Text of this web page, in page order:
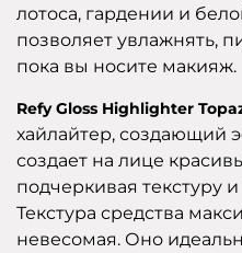
лотоса, гардении и
позволяет увлажнять,
пока вы носите макияж.
Refy Gloss Highlighter
хайлайтер, создающий
создает на лице
подчеркивая текстуру
Текстура средства
невесомая. Оно